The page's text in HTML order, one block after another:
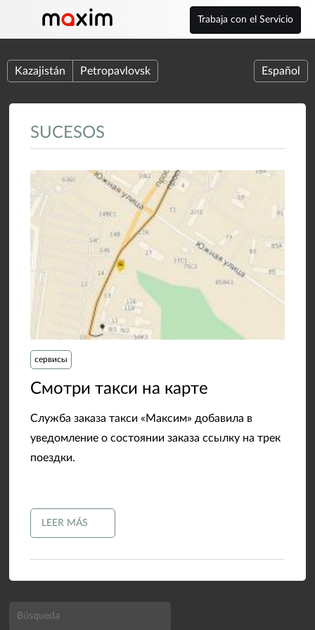
Trabaja con el Servicio
Kazajistán Petropavlovsk Español
SUCESOS
сервисы
​Смотри такси на карте
Служба заказа такси «Максим» добавила в
уведомление о состоянии заказа ссылку на трек
поездки.
LEER MÁS